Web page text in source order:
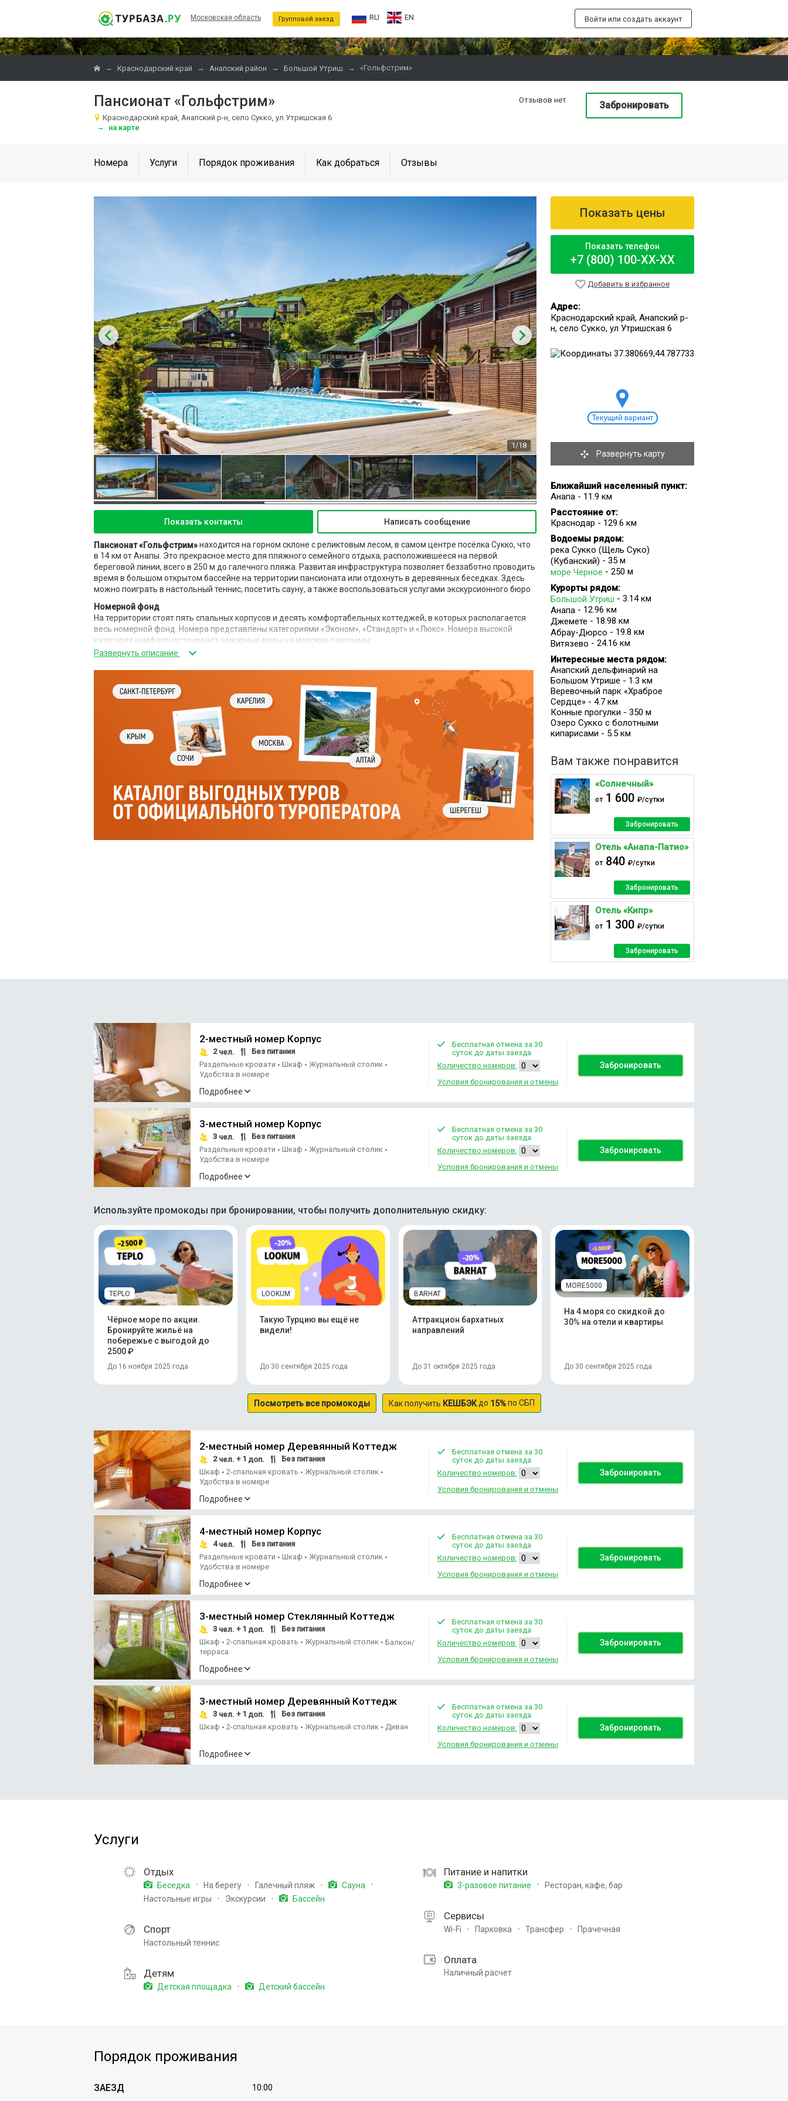
Московская область Групповой заезд RU EN Войти или создать аккаунт
→ Краснодарский край → Анапский район → Большой Утриш → «Гольфстрим»
Пансионат «Гольфстрим»
Краснодарский край, Анапский р-н, село Сукко, ул Утришская 6
→
на карте
Отзывов нет Забронировать
Номера Услуги Порядок проживания Как добраться Отзывы
1/18
Показать контакты Написать сообщение
Пансионат «Гольфстрим»находится на горном склоне с реликтовым лесом, в самом центре посёлка Сукко, что
в 14 км от Анапы. Это прекрасное место для пляжного семейного отдыха, расположившееся на первой
береговой линии, всего в 250 м до галечного пляжа. Развитая инфраструктура позволяет беззаботно проводить
время в большом открытом бассейне на территории пансионата или отдохнуть в деревянных беседках. Здесь
можно поиграть в настольный теннис, посетить сауну, а также воспользоваться услугами экскурсионного бюро
Номерной фонд
На территории стоят пять спальных корпусов и десять комфортабельных коттеджей, в которых располагается
весь номерной фонд. Номера представлены категориями «Эконом», «Стандарт» и «Люкс». Номера высокой
категории комфортности имеют шикарные виды на морские панорамы.
Питание
При пансионате работает уютная столовая с панорамным окном на лесистые горные окрестности. Здесь
организовывается 3-разовое комплексное питание. Также около бассейна оборудовано
кафе.
Инфраструктура
К услугам гостей большой открытый пресноводный бассейн с детской чашей. Вокруг которого зона отдыха с
шезлонгами. Для детей имеется игровая площадка и стол для настольного тенниса. Организован собственный
выход к морю. Работает сауна. Для автомобилистов возле пансионата есть бесплатная охраняемая
автостоянка.
Показать цены
Показать телефон
+7 (800) 100-XX-XX
Добавить в избранное
Адрес:
Краснодарский край, Анапский р-
н, село Сукко, ул Утришская 6
Развернуть карту
Ближайший населенный пункт:
Анапа - 11.9 км
Расстояние от:
Краснодар - 129.6 км
Водоемы рядом:
река Сукко (Щель Суко)
(Кубанский) - 35 м
море Черное - 250 м
Курорты рядом:
Большой Утриш - 3.14 км
Анапа - 12.96 км
Джемете - 18.98 км
Абрау-Дюрсо - 19.8 км
Витязево - 24.16 км
Интересные места рядом:
Анапский дельфинарий на
Большом Утрише - 1.3 км
Веревочный парк «Храброе
Сердце» - 4.7 км
Конные прогулки - 350 м
Озеро Сукко с болотными
кипарисами - 5.5 км
Вам также понравится
«Солнечный»
от1 600 ₽/сутки
Забронировать
Отель «Анапа-Патио»
от840 ₽/сутки
Забронировать
Отель «Кипр»
от1 300 ₽/сутки
Забронировать
2-местный номер Корпус
2чел.
Без питания
Раздельные кровати • Шкаф • Журнальный столик •
Удобства в номере
Подробнее
Бесплатная отмена за 30
суток до даты заезда
Количество номеров:
Условия бронирования и отмены
Забронировать
3-местный номер Корпус
3 чел.
Без питания
Раздельные кровати • Шкаф • Журнальный столик •
Удобства в номере
Подробнее
Бесплатная отмена за 30
суток до даты заезда
Количество номеров:
Условия бронирования и отмены
Забронировать
Используйте промокоды при бронировании, чтобы получить дополнительную скидку:
TEPLO
Чёрное море по акции.
Бронируйте жильё на
побережье с выгодой до
2500 ₽
До 16 ноября 2025 года
LOOKUM
Такую Турцию вы ещё не
видели!
До 30 сентября 2025 года
BARHAT
Аттракцион бархатных
направлений
До 31 октября 2025 года
MORE5000
На 4 моря со скидкой до
30% на отели и квартиры
До 30 сентября 2025 года
Посмотреть все промокоды Как получить КЕШБЭКдо 15%по СБП
2-местный номер Деревянный Коттедж
2чел. + 1 доп.
Без питания
Шкаф • 2-спальная кровать • Журнальный столик •
Удобства в номере
Подробнее
Бесплатная отмена за 30
суток до даты заезда
Количество номеров:
Условия бронирования и отмены
Забронировать
4-местный номер Корпус
4чел.
Без питания
Раздельные кровати • Шкаф • Журнальный столик •
Удобства в номере
Подробнее
Бесплатная отмена за 30
суток до даты заезда
Количество номеров:
Условия бронирования и отмены
Забронировать
3-местный номер Стеклянный Коттедж
3 чел. + 1 доп.
Без питания
Шкаф • 2-спальная кровать • Журнальный столик • Балкон/
терраса
Подробнее
Бесплатная отмена за 30
суток до даты заезда
Количество номеров:
Условия бронирования и отмены
Забронировать
3-местный номер Деревянный Коттедж
3 чел. + 1 доп.
Без питания
Шкаф • 2-спальная кровать • Журнальный столик • Диван
Подробнее
Бесплатная отмена за 30
суток до даты заезда
Количество номеров:
Условия бронирования и отмены
Забронировать
Услуги
Отдых
Беседка На берегу Галечный пляж
Сауна
Настольные игры
Экскурсии Бассейн
Спорт
Настольный теннис
Детям
Детская площадка Детский бассейн
Питание и напитки
3-разовое питание Ресторан, кафе, бар
Сервисы
Wi-Fi Парковка Трансфер Прачечная
Оплата
Наличный расчет
Порядок проживания
ЗАЕЗД 10:00